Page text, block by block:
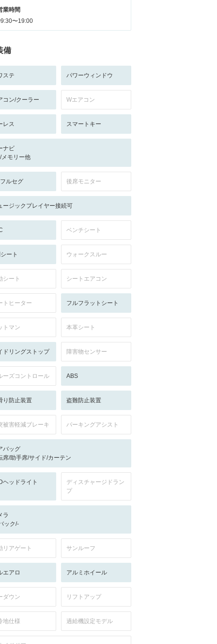
業時間
〜19:00
備
ステ パワーウィンドウ
コン/クーラー Wエアコン
レス スマートキー
ナビ
メモリー他
ルセグ 後席モニター
ージックプレイヤー接続可
ベンチシート
ート ウォークスルー
シート シートエアコン
トヒーター フルフラットシート
トマン 本革シート
ドリングストップ 障害物センサー
ーズコントロール ABS
り防止装置 盗難防止装置
被害軽減ブレーキ パーキングアシスト
バッグ
席/助手席/サイド/カーテン
ヘッドライト
ディスチャージドラン
プ
ラ
ック/-
リアゲート サンルーフ
エアロ アルミホイール
ダウン リフトアップ
地仕様 過給機設定モデル